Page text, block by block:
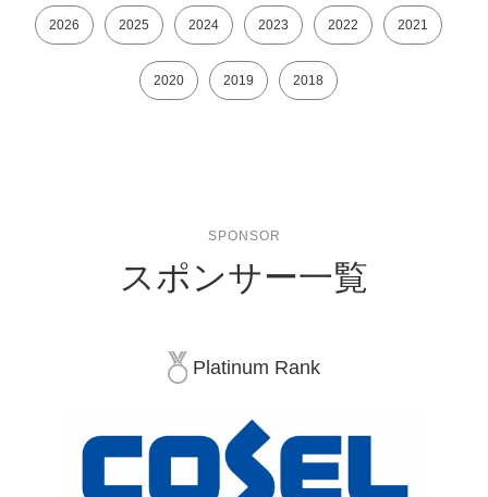
2026 2025 2024 2023 2022 2021
2020 2019 2018
SPONSOR
スポンサー一覧
Platinum Rank